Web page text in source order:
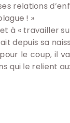
relations
! »
à « travailler
depuis sa
le coup, il
qui le relient